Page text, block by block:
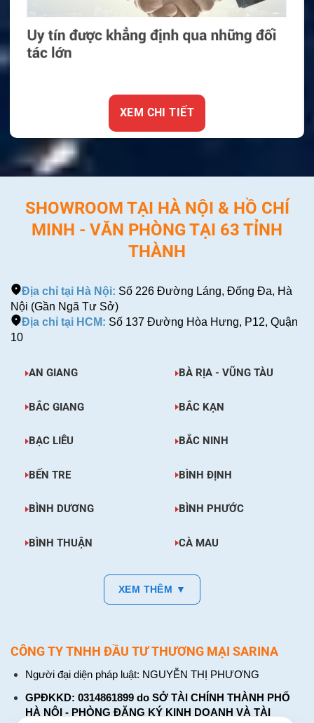
SHOWROOM TẠI HÀ NỘI & HỒ CHÍ
MINH - VĂN PHÒNG TẠI 63 TỈNH
THÀNH
Địa chỉ tại Hà Nội: Số 226 Đường Láng, Đống Đa, Hà
Nội (Gần Ngã Tư Sở)
Địa chỉ tại HCM: Số 137 Đường Hòa Hưng, P12, Quận
10
AN GIANG BÀ RỊA - VŨNG TÀU
BẮC GIANG BẮC KẠN
BẠC LIÊU BẮC NINH
BẾN TRE BÌNH ĐỊNH
BÌNH DƯƠNG BÌNH PHƯỚC
BÌNH THUẬN CÀ MAU
XEM THÊM ▼
CÔNG TY TNHH ĐẦU TƯ THƯƠNG MẠI SARINA
Người đại diện pháp luật: NGUYỄN THỊ PHƯƠNG
GPĐKKD: 0314861899 do SỞ TÀI CHÍNH THÀNH PHỐ
HÀ NỘI - PHÒNG ĐĂNG KÝ KINH DOANH VÀ TÀI